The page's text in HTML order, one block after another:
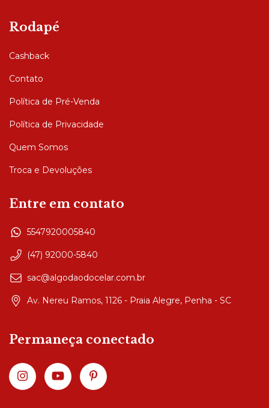
Rodapé
Cashback
Contato
Política de Pré-Venda
Política de Privacidade
Quem Somos
Troca e Devoluções
Entre em contato
5547920005840
(47) 92000-5840
sac@algodaodocelar.com.br
Av. Nereu Ramos, 1126 - Praia Alegre, Penha - SC
Permaneça conectado